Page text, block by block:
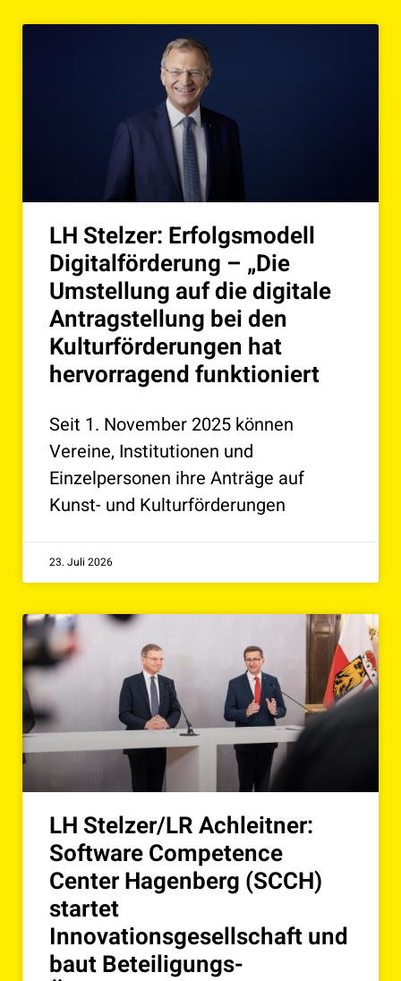
LH Stelzer: Erfolgsmodell
Digitalförderung – „Die
Umstellung auf die digitale
Antragstellung bei den
Kulturförderungen hat
hervorragend funktioniert
Seit 1. November 2025 können
Vereine, Institutionen und
Einzelpersonen ihre Anträge auf
Kunst- und Kulturförderungen
23. Juli 2026
LH Stelzer/LR Achleitner:
Software Competence
Center Hagenberg (SCCH)
startet
Innovationsgesellschaft und
baut Beteiligungs-